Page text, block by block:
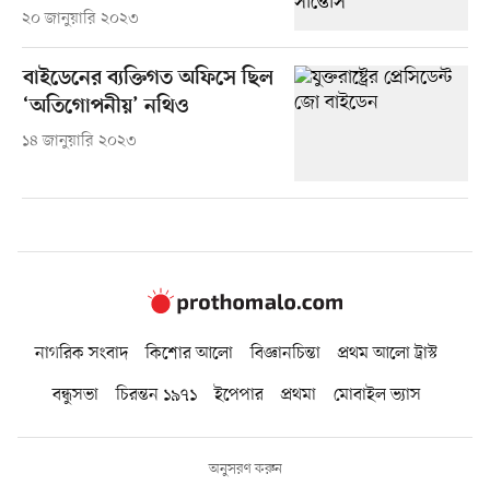
২০ জানুয়ারি ২০২৩
বাইডেনের ব্যক্তিগত অফিসে ছিল
‘অতিগোপনীয়’ নথিও
১৪ জানুয়ারি ২০২৩
নাগরিক সংবাদ কিশোর আলো বিজ্ঞানচিন্তা
প্রথম আলো ট্রাস্ট
বন্ধুসভা
চিরন্তন ১৯৭১ ইপেপার প্রথমা মোবাইল ভ্যাস
অনুসরণ করুন